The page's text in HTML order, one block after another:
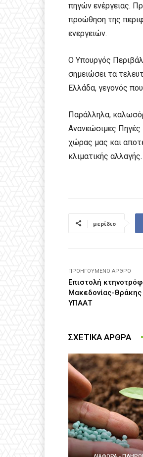
πηγών ενέργειας.
προώθηση της
ενεργειών.
Ο Υπουργός
σημειώσει τα
Ελλάδα, γεγονός
Παράλληλα,
Ανανεώσιμες Πηγές
χώρας μας και
κλιματικής αλλαγής.
μερίδιο
ΠΡΟΗΓΟΎΜΕΝΟ ΆΡΘΡΟ
Επιστολή
Μακεδονίας-Θράκης
ΥΠΑΑΤ
ΣΧΕΤΙΚΑ ΑΡΘΡΑ